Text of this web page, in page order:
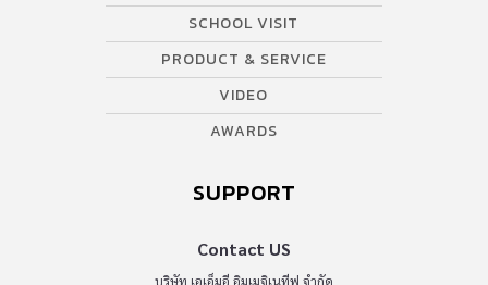
SCHOOL VISIT
PRODUCT & SERVICE
VIDEO
AWARDS
SUPPORT
Contact US
บริษัท เอเอ็มอี อิมเมจิเนทีฟ จำกัด